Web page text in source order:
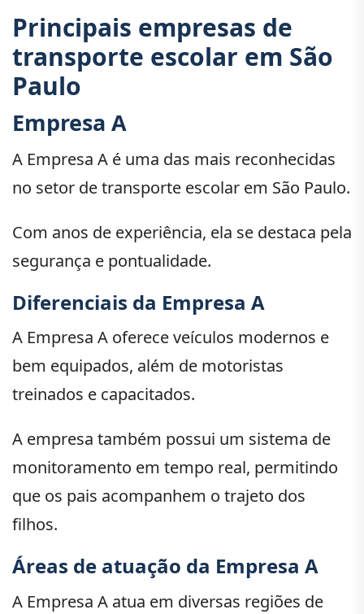
Principais empresas de
transporte escolar em São
Paulo
Empresa A
A Empresa A é uma das mais reconhecidas
no setor de transporte escolar em São Paulo.
Com anos de experiência, ela se destaca pela
segurança e pontualidade.
Diferenciais da Empresa A
A Empresa A oferece veículos modernos e
bem equipados, além de motoristas
treinados e capacitados.
A empresa também possui um sistema de
monitoramento em tempo real, permitindo
que os pais acompanhem o trajeto dos
filhos.
Áreas de atuação da Empresa A
A Empresa A atua em diversas regiões de